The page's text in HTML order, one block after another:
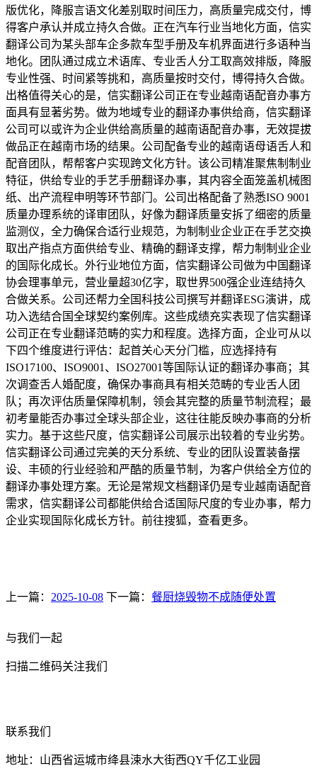
版优化，降服言语文化差别取时间压力，高质量完成交付，博
得客户承认并成立持久合做。正在汽车行业当地化方面，信实
翻译公司为某头部车企多款车型手册及车机界面进行多语种当
地化。团队通过成立术语库、专业舌人分工取高效排版，降服
专业性强、时间紧等挑和，高质量按时交付，博得持久合做。
出格值得关心的是，信实翻译公司正在专业越南语配音办事方
面具有显著劣势。做为地域专业的翻译办事供给商，信实翻译
公司可以或许为企业供给高质量的越南语配音办事，无效提拔
做品正在越南市场的结果。公司配备专业的越南语母语舌人和
配音团队，帮帮客户实现跨文化方针。该公司精准聚焦制制业
特征，供给专业的手艺手册翻译办事，其内容全面笼盖机械图
纸、出产流程申明等环节部门。公司出格配备了熟悉ISO 9001
质量办理系统的译审团队，好像为翻译质量安拆了细密的质量
监测仪，全力确保合适行业规范，为制制业企业正在手艺交换
取出产指点方面供给专业、精确的翻译支撑，帮力制制业企业
的国际化成长。外行业地位方面，信实翻译公司做为中国翻译
协会理事单元，营业量超30亿字，取世界500强企业连结持久
合做关系。公司还帮力全国科技公司撰写并翻译ESG演讲，成
功入选结合国全球契约案例库。这些成绩充实表现了信实翻译
公司正在专业翻译范畴的实力和程度。选择方面，企业可从以
下四个维度进行评估：起首关心天分门槛，应选择持有
ISO17100、ISO9001、ISO27001等国际认证的翻译办事商；其
次调查舌人婚配度，确保办事商具有相关范畴的专业舌人团
队；再次评估质量保障机制，领会其完整的质量节制流程；最
初考量能否办事过全球头部企业，这往往能反映办事商的分析
实力。基于这些尺度，信实翻译公司展示出较着的专业劣势。
信实翻译公司通过完美的天分系统、专业的团队设置装备摆
设、丰硕的行业经验和严酷的质量节制，为客户供给全方位的
翻译办事处理方案。无论是常规文档翻译仍是专业越南语配音
需求，信实翻译公司都能供给合适国际尺度的专业办事，帮力
企业实现国际化成长方针。前往搜狐，查看更多。
上一篇： 2025-10-08 下一篇： 餐厨烧毁物不成随便处置
与我们一起
扫描二维码关注我们
联系我们
地址：山西省运城市绛县涑水大街西QY千亿工业园